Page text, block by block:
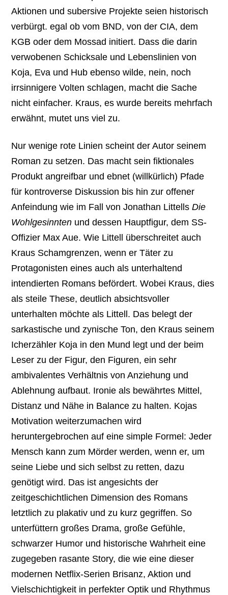
Aktionen und subersive Projekte seien historisch
verbürgt. egal ob vom BND, von der CIA, dem
KGB oder dem Mossad initiert. Dass die darin
verwobenen Schicksale und Lebenslinien von
Koja, Eva und Hub ebenso wilde, nein, noch
irrsinnigere Volten schlagen, macht die Sache
nicht einfacher. Kraus, es wurde bereits mehrfach
erwähnt, mutet uns viel zu.
Nur wenige rote Linien scheint der Autor seinem
Roman zu setzen. Das macht sein fiktionales
Produkt angreifbar und ebnet (willkürlich) Pfade
für kontroverse Diskussion bis hin zur offener
Anfeindung wie im Fall von Jonathan LittellsDie
Wohlgesinnten und dessen Hauptfigur, dem SS-
Offizier Max Aue. Wie Littell überschreitet auch
Kraus Schamgrenzen, wenn er Täter zu
Protagonisten eines auch als unterhaltend
intendierten Romans befördert. Wobei Kraus, dies
als steile These, deutlich absichtsvoller
unterhalten möchte als Littell. Das belegt der
sarkastische und zynische Ton, den Kraus seinem
Icherzähler Koja in den Mund legt und der beim
Leser zu der Figur, den Figuren, ein sehr
ambivalentes Verhältnis von Anziehung und
Ablehnung aufbaut. Ironie als bewährtes Mittel,
Distanz und Nähe in Balance zu halten. Kojas
Motivation weiterzumachen wird
heruntergebrochen auf eine simple Formel: Jeder
Mensch kann zum Mörder werden, wenn er, um
seine Liebe und sich selbst zu retten, dazu
genötigt wird. Das ist angesichts der
zeitgeschichtlichen Dimension des Romans
letztlich zu plakativ und zu kurz gegriffen. So
unterfüttern großes Drama, große Gefühle,
schwarzer Humor und historische Wahrheit eine
zugegeben rasante Story, die wie eine dieser
modernen Netflix-Serien Brisanz, Aktion und
Vielschichtigkeit in perfekter Optik und Rhythmus